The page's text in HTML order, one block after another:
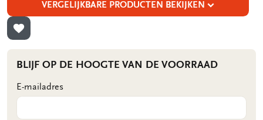
VERGELIJKBARE PRODUCTEN BEKIJKEN
TOEVOEGEN AAN VERLANGLIJST
BLIJF OP DE HOOGTE VAN DE VOORRAAD
E-mailadres